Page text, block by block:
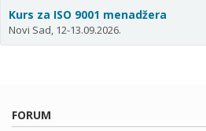
Kurs za ISO 9001 menadžera
Novi Sad, 12-13.09.2026.
FORUM